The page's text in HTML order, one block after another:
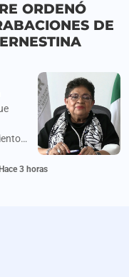
ORDENÓ
DE
Hace 3 horas